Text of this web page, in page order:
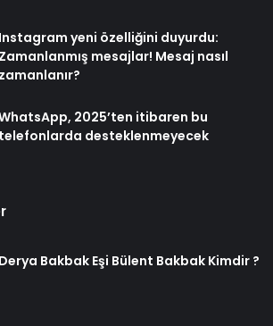
Instagram yeni özelliğini duyurdu:
Zamanlanmış mesajlar! Mesaj nasıl
zamanlanır?
2025’ten itibaren bu
telefonlarda desteklenmeyecek
Derya Bakbak Eşi Bülent Bakbak Kimdir ?